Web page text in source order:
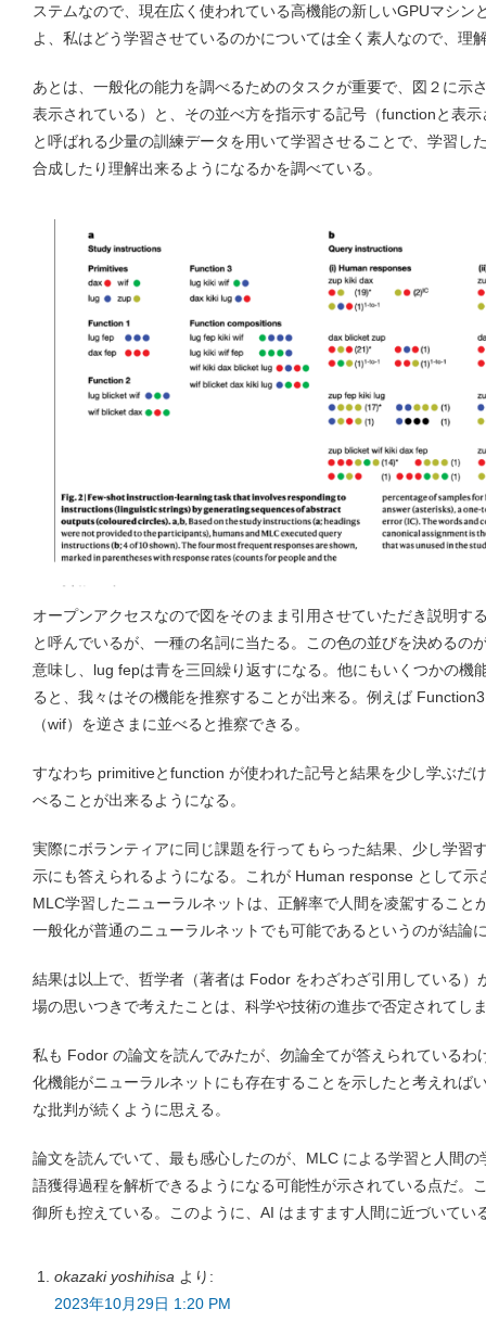
ステムなので、現在広く使われている高機能の新しいGPUマシン
よ、私はどう学習させているのかについては全く素人なので、理
あとは、一般化の能力を調べるためのタスクが重要で、図２に示
表示されている）と、その並べ方を指示する記号（functionと表
と呼ばれる少量の訓練データを用いて学習させることで、学習し
合成したり理解出来るようになるかを調べている。
オープンアクセスなので図をそのまま引用させていただき説明す
と呼んでいるが、一種の名詞に当たる。この色の並びを決めるの
意味し、lug fepは青を三回繰り返すになる。他にもいくつかの機
ると、我々はその機能を推察することが出来る。例えば
（wif）を逆さまに並べると推察できる。
すなわち primitiveとfunction が使われた記号と結果を少し学ぶだ
べることが出来るようになる。
実際にボランティアに同じ課題を行ってもらった結果、少し学習
示にも答えられるようになる。これが Human response として示
MLC学習したニューラルネットは、正解率で人間を凌駕すること
一般化が普通のニューラルネットでも可能であるというのが結論
結果は以上で、哲学者（著者は Fodor をわざわざ引用している）
場の思いつきで考えたことは、科学や技術の進歩で否定されてし
私も Fodor の論文を読んでみたが、勿論全てが答えられているわ
化機能がニューラルネットにも存在することを示したと考えれば
な批判が続くように思える。
論文を読んでいて、最も感心したのが、MLC による学習と人間
語獲得過程を解析できるようになる可能性が示されている点だ。
御所も控えている。このように、AI はますます人間に近づいてい
okazaki yoshihisa より:
2023年10月29日 1:20 PM